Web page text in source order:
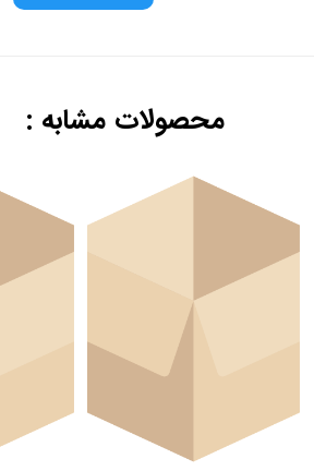
محصولات مشابه :